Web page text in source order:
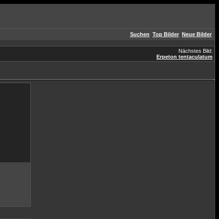
Suchen Top Bilder Neue Bilder
Nächstes Bild:
Erpeton tentaculatum